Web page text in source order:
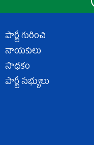
పార్టీ గురించి
నాయకులు
సాధకం
పార్టీ సభ్యులు